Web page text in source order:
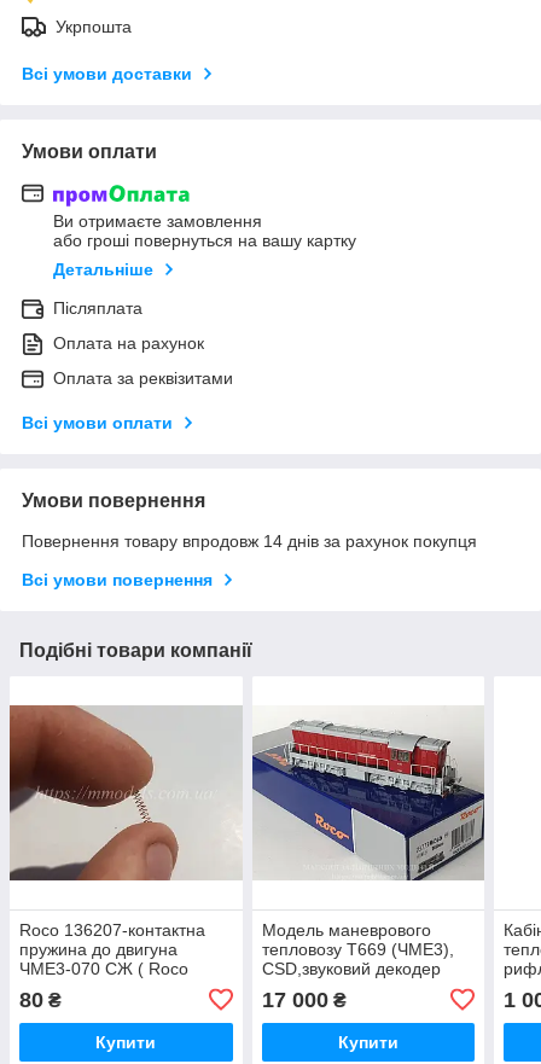
Укрпошта
Всі умови доставки
Умови оплати
Ви отримаєте замовлення
або гроші повернуться на вашу картку
Детальніше
Післяплата
Оплата на рахунок
Оплата за реквізитами
Всі умови оплати
Умови повернення
Повернення товару впродовж 14 днів за рахунок покупця
Всі умови повернення
Подібні товари компанії
Roco 136207-контактна
пружина до двигуна
ЧМЕ3-070 СЖ ( Roco
довжина 22.7, масштабу
1:87
80 ₴
Купити
Модель маневрового
тепловозу T669 (ЧМЕ3),
CSD,звуковий декодер
73773
17 000₴
Купити
1